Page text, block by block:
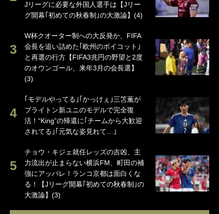
Jリーグに必要な外国人選手は【Jリー
グ開幕｢初めての秋春制｣の大激論】(4)
W杯クオーター制への大反発か、FIFA
会長を追い詰めた｢欧州のボイコット｣
と再選の行方【FIFA3兆円の野望と2度
のオウンゴール、来年3月の会長選】
(3)
｢モデルやってる｣｢かっけぇ｣三笘薫が
ブライトン新ユニのモデルで完全復
活！“King”の帰還に｢チームから大歓迎
されてる｣｢元気な姿見れて…｣
チョウ・キジェ就任レッズの吉凶、主
力流出が止まらない横浜FM、町田の補
強にアッパレ！ランコ京都は面白くな
る！【Jリーグ開幕｢初めての秋春制｣の
大激論】(3)